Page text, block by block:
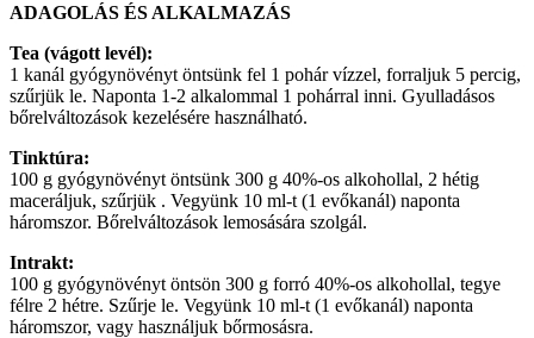
ADAGOLÁS ÉS ALKALMAZÁS
Tea (vágott levél):
1 kanál gyógynövényt öntsünk fel 1 pohár vízzel, forraljuk 5 percig,
szűrjük le. Naponta 1-2 alkalommal 1 pohárral inni. Gyulladásos
bőrelváltozások kezelésére használható.
Tinktúra:
100 g gyógynövényt öntsünk 300 g 40%-os alkohollal, 2 hétig
maceráljuk, szűrjük . Vegyünk 10 ml-t (1 evőkanál) naponta
háromszor. Bőrelváltozások lemosására szolgál.
Intrakt:
100 g gyógynövényt öntsön 300 g forró 40%-os alkohollal, tegye
félre 2 hétre. Szűrje le. Vegyünk 10 ml-t (1 evőkanál) naponta
háromszor, vagy használjuk bőrmosásra.